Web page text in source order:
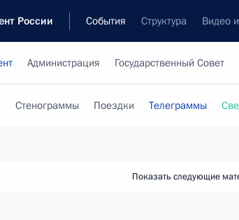
России События Структура Видео
Администрация Государственный Совет
Стенограммы Поездки Телеграммы
Показать следующие